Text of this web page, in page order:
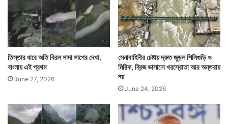
তিস্তার ধারে অতি বিরল সাদা সাপের দেখা,
বাংলায় এই প্রথম
June 27, 2026
সেনাবাহিনীর চেষ্টায় দ্রুত জুড়ল শিলিগুড়ি ও
মিরিক, ব্রিজ ভাসানো খরস্রোতা আর অন্তরায়
নয়
June 24, 2026